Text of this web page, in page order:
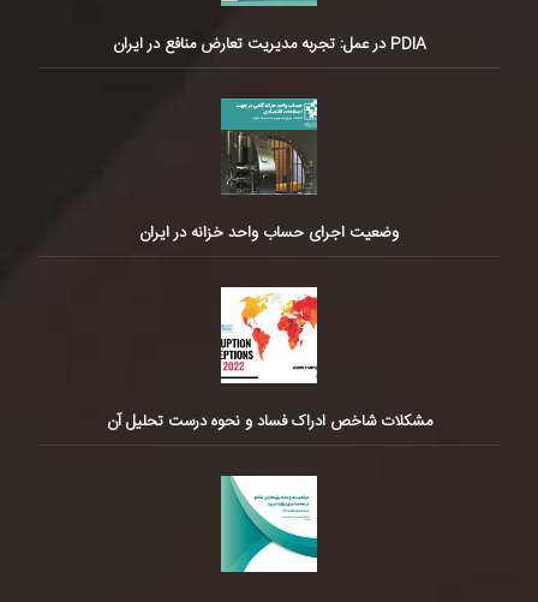
PDIA در عمل: تجربه مدیریت تعارض منافع در ایران
وضعیت اجرای حساب واحد خزانه در ایران
مشکلات شاخص ادراک فساد و نحوه درست تحلیل آن